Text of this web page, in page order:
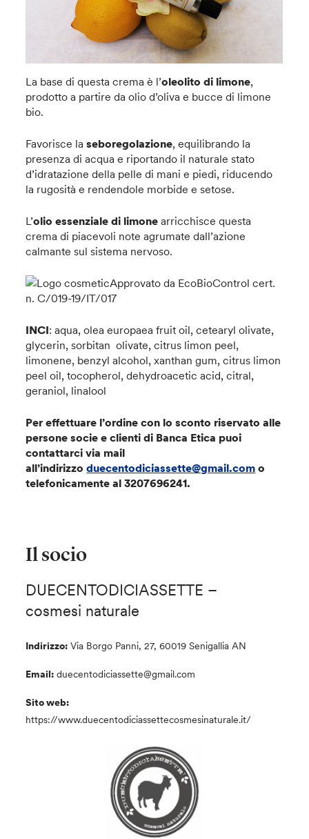
La base di questa crema è l’oleolito di limone,
prodotto a partire da olio d’oliva e bucce di limone
bio.
Favorisce laseboregolazione, equilibrando la
presenza di acqua e riportando il naturale stato
d’idratazione della pelle di mani e piedi, riducendo
la rugosità e rendendole morbide e setose.
L’olio essenziale di limone arricchisce questa
crema di piacevoli note agrumate dall’azione
calmante sul sistema nervoso.
Approvato da EcoBioControl cert.
n. C/019-19/IT/017
INCI: aqua, olea europaea fruit oil, cetearyl olivate,
glycerin, sorbitan olivate, citrus limon peel,
limonene, benzyl alcohol, xanthan gum, citrus limon
peel oil, tocopherol, dehydroacetic acid, citral,
geraniol, linalool
Per effettuare l’ordine con lo sconto riservato alle
persone socie e clienti di Banca Etica puoi
contattarci via mail
all’indirizzoduecentodiciassette@gmail.com o
telefonicamente al 3207696241.
Il socio
DUECENTODICIASSETTE –
cosmesi naturale
Indirizzo: Via Borgo Panni, 27, 60019 Senigallia AN
Email: duecentodiciassette@gmail.com
Sito web:
https://www.duecentodiciassettecosmesinaturale.it/